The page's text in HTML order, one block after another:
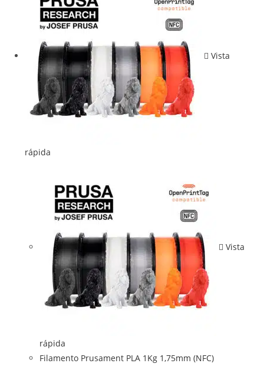
Vista
rápida
Vista
rápida
Filamento Prusament PLA 1Kg 1,75mm (NFC)